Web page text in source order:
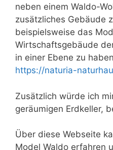
neben einem Waldo-
zusätzliches Gebäude
beispielsweise das
Wirtschaftsgebäude
in einer Ebene zu
https://naturia-
Zusätzlich würde ich
geräumigen Erdkeller,
Über diese Webseite
Model Waldo erfahren